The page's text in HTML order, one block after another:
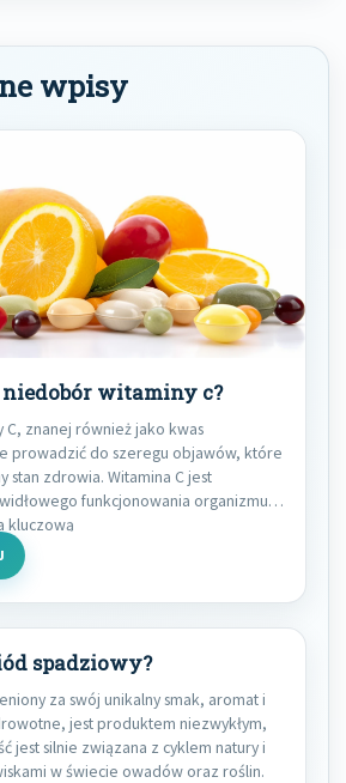
wpisy
niedobór witaminy c?
znanej również jako kwas
prowadzić do szeregu objawów, które
stan zdrowia. Witamina C jest
funkcjonowania organizmu,
kluczową
spadziowy?
za swój unikalny smak, aromat i
jest produktem niezwykłym,
jest silnie związana z cyklem natury i
w świecie owadów oraz roślin.